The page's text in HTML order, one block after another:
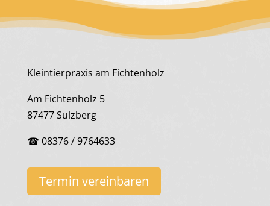
Kleintierpraxis am Fichtenholz
Am Fichtenholz 5
87477 Sulzberg
☎ 08376 / 9764633
Termin vereinbaren